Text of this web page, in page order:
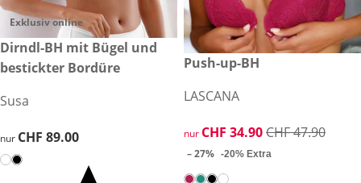
Exklusiv online
CHF 89.00
Dirndl-BH mit Bügel und
bestickter Bordüre
Susa
CHF 89.00
nur CHF 89.00
reduzierter Preis CHF 34.90,
-27%
Push-up-BH
LASCANA
reduzierter Preis CHF 34.90,
nur CHF 34.90CHF 47.90
– 27% -20% Extra